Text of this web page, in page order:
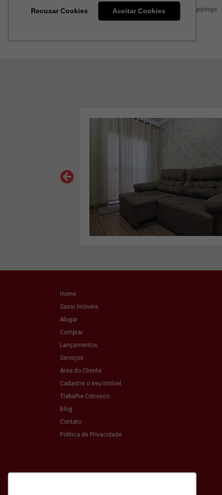
Home
Sassi Imóveis
Alugar
Comprar
Lançamentos
Serviços
Área do Cliente
Cadastre o seu Imóvel
Trabalhe Conosco
Blog
Contato
Política de Privacidade